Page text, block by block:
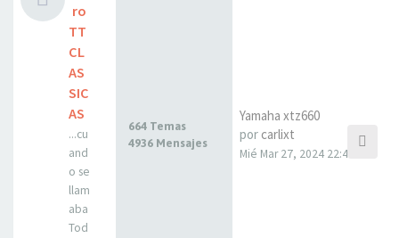
ro
TT
CL
AS
SIC
AS
...cu
and
o se
llam
aba
Tod
664 Temas
4936 Mensajes
Yamaha xtz660
por carlixt
Mié Mar 27, 2024 22:42